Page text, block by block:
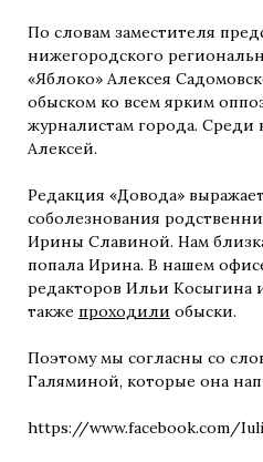
По словам заместителя
нижегородского
«Яблоко» Алексея
обыском ко всем ярким
журналистам города. Среди
Алексей.
Редакция «Довода»
соболезнования
Ирины Славиной. Нам
попала Ирина. В нашем
редакторов Ильи
также проходили обыски.
Поэтому мы согласны со
Галяминой, которые она
https://www.facebook.com/